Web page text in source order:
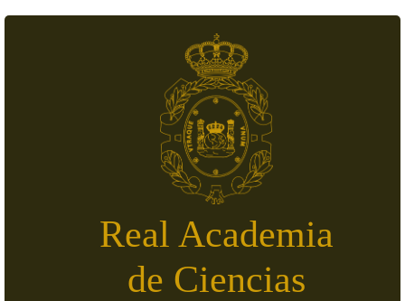
Real Academia
de Ciencias